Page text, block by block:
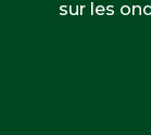
sur les